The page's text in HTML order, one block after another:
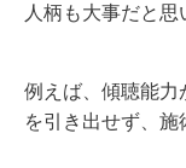
人柄も大事だと思
例えば、傾聴能力
を引き出せず、施